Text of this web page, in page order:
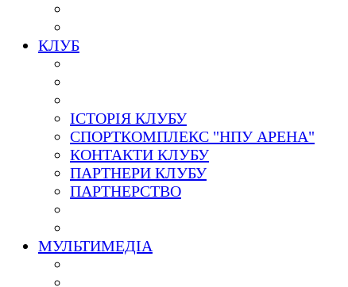
КЛУБ
ІСТОРІЯ КЛУБУ
СПОРТКОМПЛЕКС "НПУ АРЕНА"
КОНТАКТИ КЛУБУ
ПАРТНЕРИ КЛУБУ
ПАРТНЕРСТВО
МУЛЬТИМЕДІА